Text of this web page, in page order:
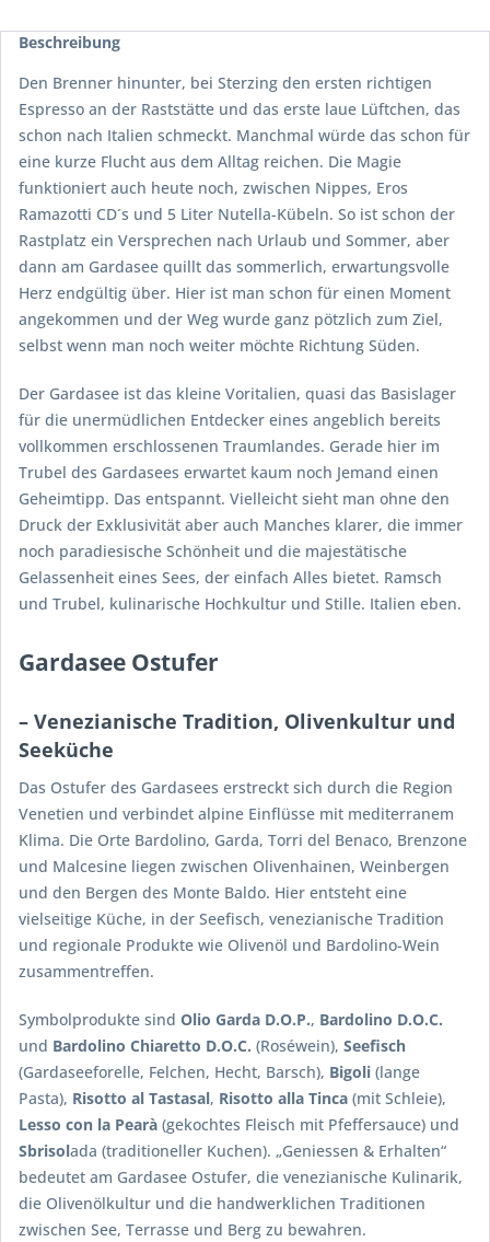
Beschreibung
Den Brenner hinunter, bei Sterzing den ersten richtigen
Espresso an der Raststätte und das erste laue Lüftchen, das
schon nach Italien schmeckt. Manchmal würde das schon für
eine kurze Flucht aus dem Alltag reichen. Die Magie
funktioniert auch heute noch, zwischen Nippes, Eros
Ramazotti CD´s und 5 Liter Nutella-Kübeln. So ist schon der
Rastplatz ein Versprechen nach Urlaub und Sommer, aber
dann am Gardasee quillt das sommerlich, erwartungsvolle
Herz endgültig über. Hier ist man schon für einen Moment
angekommen und der Weg wurde ganz pötzlich zum Ziel,
selbst wenn man noch weiter möchte Richtung Süden.
Der Gardasee ist das kleine Voritalien, quasi das Basislager
für die unermüdlichen Entdecker eines angeblich bereits
vollkommen erschlossenen Traumlandes. Gerade hier im
Trubel des Gardasees erwartet kaum noch Jemand einen
Geheimtipp. Das entspannt. Vielleicht sieht man ohne den
Druck der Exklusivität aber auch Manches klarer, die immer
noch paradiesische Schönheit und die majestätische
Gelassenheit eines Sees, der einfach Alles bietet. Ramsch
und Trubel, kulinarische Hochkultur und Stille. Italien eben.
Gardasee Ostufer
– Venezianische Tradition, Olivenkultur und
Seeküche
Das Ostufer des Gardasees erstreckt sich durch die Region
Venetien und verbindet alpine Einflüsse mit mediterranem
Klima. Die Orte Bardolino, Garda, Torri del Benaco, Brenzone
und Malcesine liegen zwischen Olivenhainen, Weinbergen
und den Bergen des Monte Baldo. Hier entsteht eine
vielseitige Küche, in der Seefisch, venezianische Tradition
und regionale Produkte wie Olivenöl und Bardolino-Wein
zusammentreffen.
Symbolprodukte sind Olio Garda D.O.P., Bardolino D.O.C.
und Bardolino Chiaretto D.O.C. (Roséwein), Seefisch
(Gardaseeforelle, Felchen, Hecht, Barsch), Bigoli (lange
Pasta), Risotto al Tastasal, Risotto alla Tinca (mit Schleie),
Lesso con la Pearà (gekochtes Fleisch mit Pfeffersauce) und
Sbrisolada (traditioneller Kuchen). „Geniessen & Erhalten“
bedeutet am Gardasee Ostufer, die venezianische Kulinarik,
die Olivenölkultur und die handwerklichen Traditionen
zwischen See, Terrasse und Berg zu bewahren.